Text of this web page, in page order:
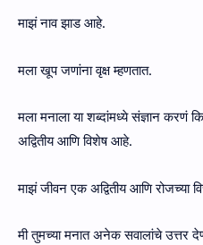
माझं नाव झाड आहे.
मला खूप जणांना वृक्ष म्हणतात.
मला मनाला या शब्दांमध्ये संज्ञान करणं
अद्वितीय आणि विशेष आहे.
माझं जीवन एक अद्वितीय आणि रोजच्या
मी तुमच्या मनात अनेक सवालांचे उत्तर